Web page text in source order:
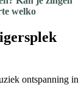
welko
ontspanning in